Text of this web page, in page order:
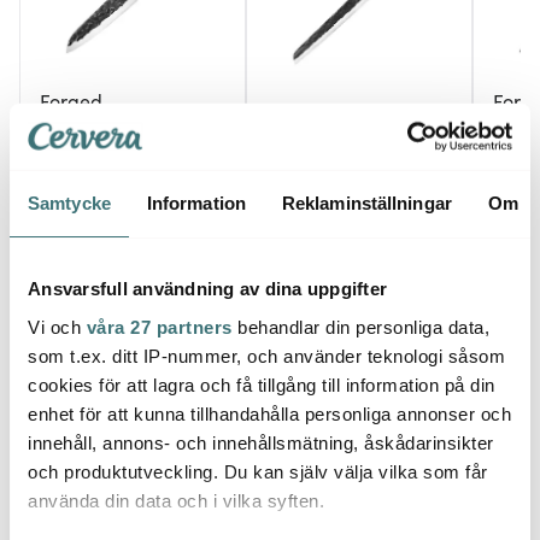
Samtycke Information Reklaminställningar Om
Ansvarsfull användning av dina uppgifter
Vi och våra 27 partners behandlar din personliga data,
som t.ex. ditt IP-nummer, och använder teknologi såsom
cookies för att lagra och få tillgång till information på din
enhet för att kunna tillhandahålla personliga annonser och
innehåll, annons- och innehållsmätning, åskådarinsikter
och produktutveckling. Du kan själv välja vilka som får
använda din data och i vilka syften.
Forged
Santokukniv 29 cm
Olive
1029 kr
Brödkniv 35 cm Olive
1059 kr
Olive
cm
1589
Låt dig inspireras av våra kunder